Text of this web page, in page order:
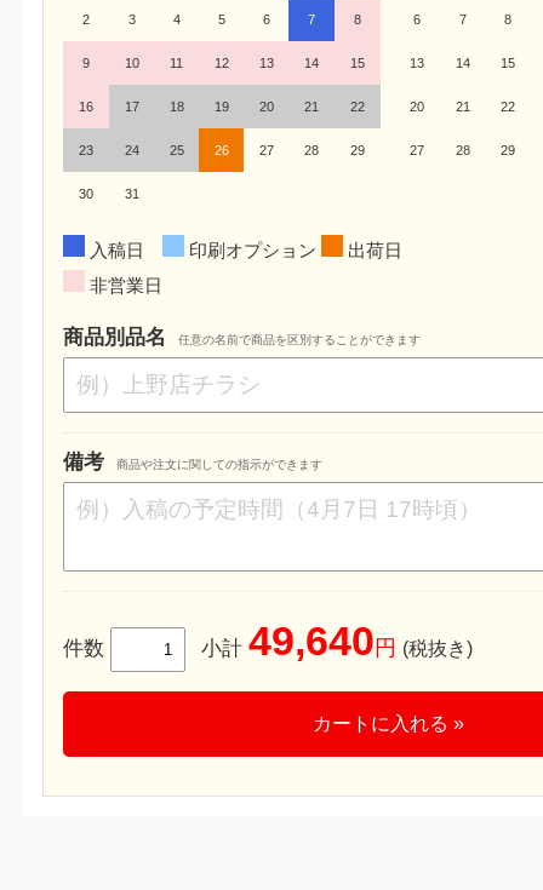
2 3 4 5 6 7 8
9 10 11 12 13 14 15
16 17 18 19 20 21 22
23 24 25 26 27 28 29
30 31
6 7 8
13 14 15
20 21 22
27 28 29
入稿日 印刷オプション
出荷日
非営業日
商品別品名 任意の名前で商品を区別することができます
備考 商品や注文に関しての指示ができます
件数 小計49,640 円 (税抜き)
カートに入れる »